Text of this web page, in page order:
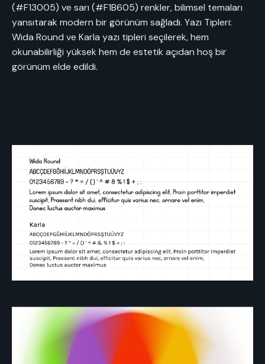
(#F13005) ve sarı (#F1B605) renkler, bilimsel temaları
yansıtarak modern bir görünüm sağladı. Yazı Tipleri:
Wida Round ve Karla yazı tipleri seçilerek, hem
okunabilirliği yüksek hem de estetik açıdan hoş bir
görünüm elde edildi.